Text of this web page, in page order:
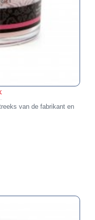
van de fabrikant en